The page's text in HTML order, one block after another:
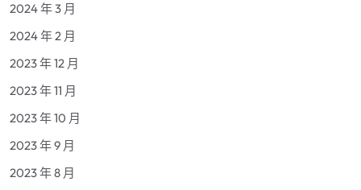
2024 年 3 月
2024 年 2 月
2023 年 12 月
2023 年 11 月
2023 年 10 月
2023 年 9 月
2023 年 8 月